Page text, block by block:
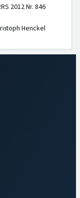
2012 Nr. 846
Henckel